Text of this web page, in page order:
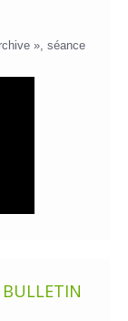
», séance